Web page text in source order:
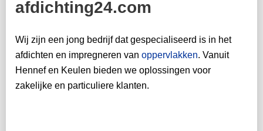
afdichting24.com
Wij zijn een jong bedrijf dat gespecialiseerd is in het
afdichten en impregneren van oppervlakken. Vanuit
Hennef en Keulen bieden we oplossingen voor
zakelijke en particuliere klanten.